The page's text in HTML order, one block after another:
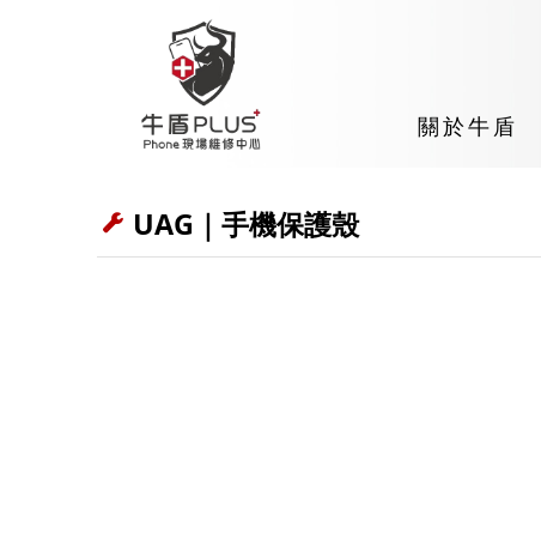
關於牛盾
UAG｜手機保護殼